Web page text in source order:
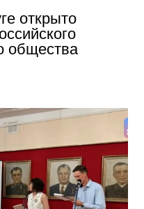
открыто
общества